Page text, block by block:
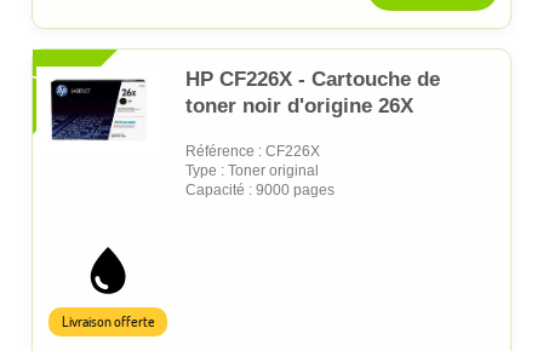
XL
HP CF226X - Cartouche de
toner noir d'origine 26X
Référence : CF226X
Type : Toner original
Capacité : 9000 pages
Livraison offerte